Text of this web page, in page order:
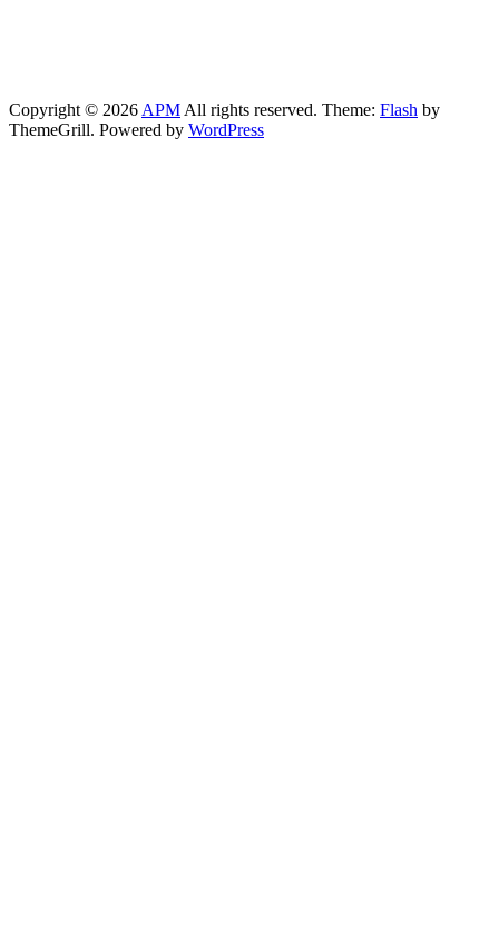
Copyright © 2026 APM All rights reserved. Theme: Flash by
ThemeGrill. Powered by WordPress